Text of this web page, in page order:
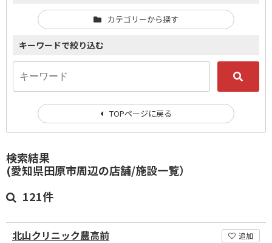
検索結果
(愛知県田原市周辺の店舗/施設一覧）
121件
北山クリニック農高前 追加
カテゴリーから探す
キーワードで絞り込む
TOPページに戻る